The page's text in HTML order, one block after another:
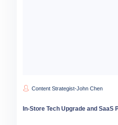
Content Strategist-John Chen
In-Store Tech Upgrade and SaaS